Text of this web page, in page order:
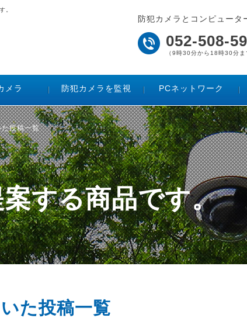
。
防犯カメラとコンピュータ
052-508-
（9時30分から18時30分ま
メラ 防犯カメラを監視 PCネットワーク
投稿一覧
する商品です。
た投稿一覧